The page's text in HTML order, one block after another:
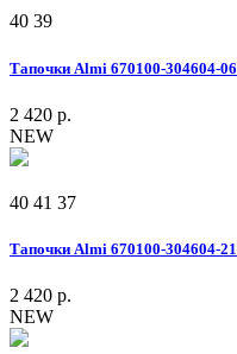
40 39
Тапочки Almi 670100-304604-06
2 420 р.
NEW
40 41 37
Тапочки Almi 670100-304604-21
2 420 р.
NEW